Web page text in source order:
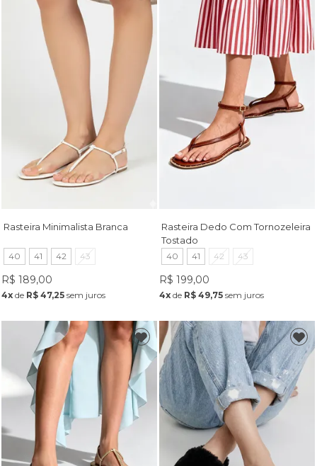
Rasteira Minimalista Branca
40 41 42 43
R$ 189,00
4xde R$ 47,25sem juros
Rasteira Dedo Com Tornozeleira
Tostado
40 41 42 43
R$ 199,00
4x de R$ 49,75 sem juros